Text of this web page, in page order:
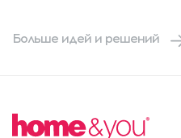
Больше идей и решений